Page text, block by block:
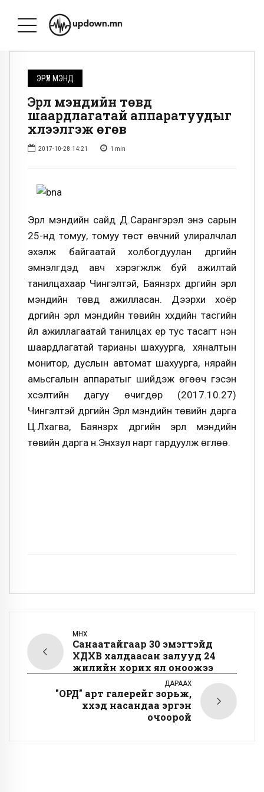
ЭРҮҮЛ МЭНД
Эрүүл мэндийн төвд
шаардлагатай аппаратуудыг
хүлээлгэж өгөв
2017-10-28 14:21 1 min
Эрүүл мэндийн сайд Д.Сарангэрэл энэ сарын
25-нд томуу, томуу төст өвчний улиралчлал
эхэлж байгаатай холбогдуулан дүүргийн
эмнэлгүүдэд авч хэрэгжүүлж буй ажилтай
танилцахаар Чингэлтэй, Баянзүрх дүүргийн эрүүл
мэндийн төвд ажилласан. Дээрхи хоёр
дүүргийн эрүүл мэндийн төвийн хүүхдийн тасгийн
үйл ажиллагаатай танилцах үер тус тасагт нэн
шаардлагатай тарианы шахуурга, хяналтын
монитор, дуслын автомат шахуурга, нярайн
амьсгалын аппаратыг шийдэж өгөөч гэсэн
хүсэлтийн дагуу өчигдөр (2017.10.27)
Чингэлтэй дүүргийн Эрүүл мэндийн төвийн дарга
Ц.Лхагва, Баянзүрх дүүргийн эрүүл мэндийн
төвийн дарга н.Энхзул нарт гардуулж өглөө.
ӨМНӨХ
Санаатайгаар 30 эмэгтэйд
ХДХВ халдаасан залууд 24
жилийн хорих ял оноожээ
ДАРААХ
"ОРД" арт галерейг зорьж,
хүүхэд насандаа эргэн
очоорой